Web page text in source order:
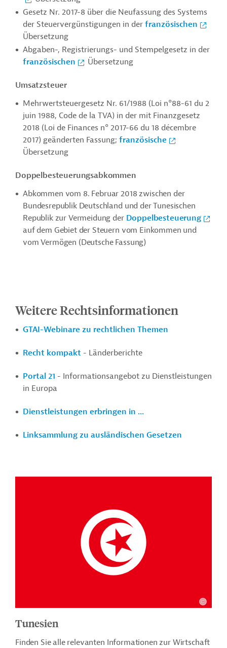
Gesetz Nr. 2017-8 über die Neufassung des Systems
der Steuervergünstigungen in der französischen
Übersetzung
Abgaben-, Registrierungs- und Stempelgesetz in der
französischen
Übersetzung
Umsatzsteuer
Mehrwertsteuergesetz Nr. 61/1988 (Loi n°88-61 du 2
juin 1988, Code de la TVA) in der mit Finanzgesetz
2018 (Loi de Finances n° 2017-66 du 18 décembre
2017) geänderten Fassung; französische
Übersetzung
Doppelbesteuerungsabkommen
Abkommen vom 8. Februar 2018 zwischen der
Bundesrepublik Deutschland und der Tunesischen
Republik zur Vermeidung der Doppelbesteuerung
auf dem Gebiet der Steuern vom Einkommen und
vom Vermögen (Deutsche Fassung)
Weitere Rechtsinformationen
GTAI-Webinare zu rechtlichen Themen
Recht kompakt - Länderberichte
Portal 21 - Informationsangebot zu Dienstleistungen
in Europa
Dienstleistungen erbringen in ...
Linksammlung zu ausländischen Gesetzen
Tunesien
Finden Sie alle relevanten Informationen zur Wirtschaft